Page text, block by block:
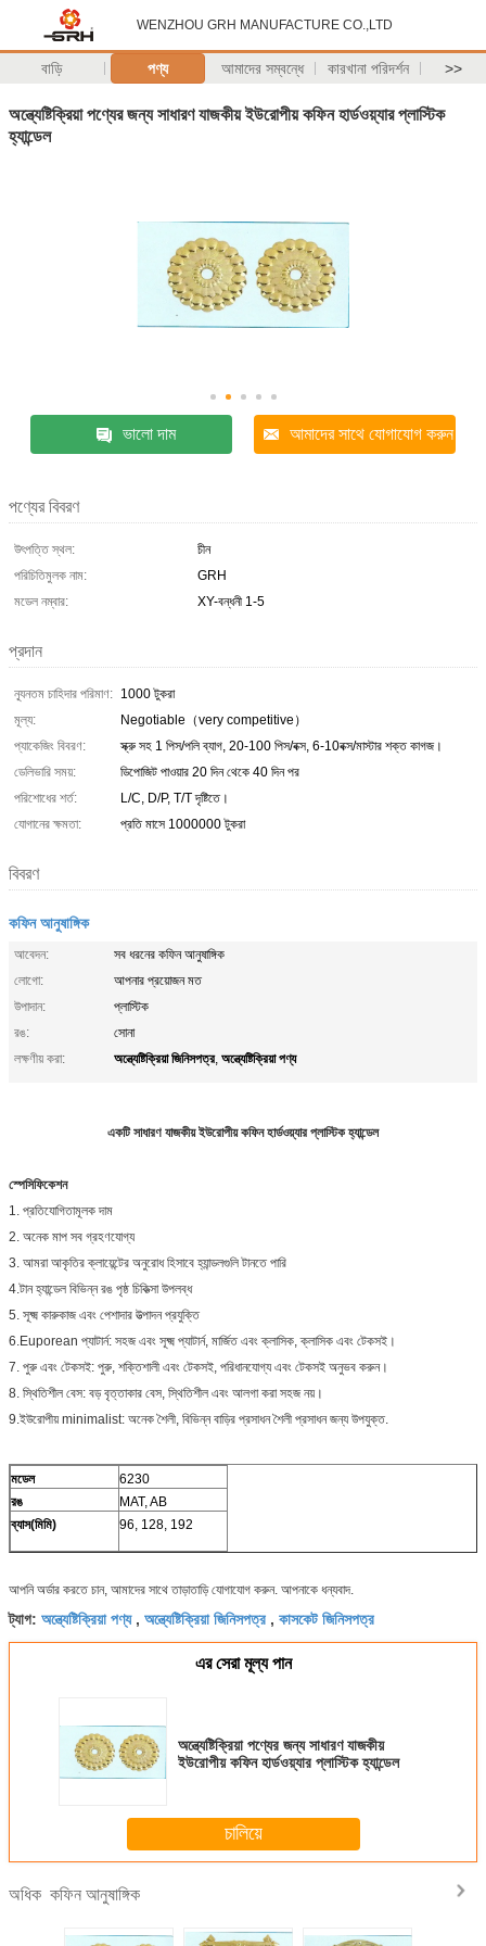
WENZHOU GRH MANUFACTURE CO.,LTD
বাড়ি পণ্য আমাদের সম্বন্ধে কারখানা পরিদর্শন >>
অন্ত্যেষ্টিক্রিয়া পণ্যের জন্য সাধারণ যাজকীয় ইউরোপীয় কফিন হার্ডওয়্যার প্লাস্টিক
হ্যান্ডেল
ভালো দাম আমাদের সাথে যোগাযোগ করুন
পণ্যের বিবরণ
উৎপত্তি স্থল:
চীন
পরিচিতিমুলক নাম:
GRH
মডেল নম্বার:
XY-বন্ধনী 1-5
প্রদান
ন্যূনতম চাহিদার পরিমাণ: 1000 টুকরা
মূল্য:
Negotiable（very competitive）
প্যাকেজিং বিবরণ:
স্ক্রু সহ 1 পিস/পলি ব্যাগ, 20-100 পিস/বক্স, 6-10বক্স/মাস্টার শক্ত কাগজ।
ডেলিভারি সময়:
ডিপোজিট পাওয়ার 20 দিন থেকে 40 দিন পর
পরিশোধের শর্ত:
L/C, D/P, T/T দৃষ্টিতে।
যোগানের ক্ষমতা:
প্রতি মাসে 1000000 টুকরা
বিবরণ
কফিন আনুষাঙ্গিক
আবেদন:
সব ধরনের কফিন আনুষাঙ্গিক
লোগো:
আপনার প্রয়োজন মত
উপাদান:
প্লাস্টিক
রঙ:
সোনা
লক্ষণীয় করা:
অন্ত্যেষ্টিক্রিয়া জিনিসপত্র, অন্ত্যেষ্টিক্রিয়া পণ্য
একটি সাধারণ যাজকীয় ইউরোপীয় কফিন হার্ডওয়্যার প্লাস্টিক হ্যান্ডেল
স্পেসিফিকেশন
1. প্রতিযোগিতামূলক দাম
2. অনেক মাপ সব গ্রহণযোগ্য
3. আমরা আকৃতির ক্লায়েন্টের অনুরোধ হিসাবে হ্যান্ডলগুলি টানতে পারি
4.টান হ্যান্ডেল বিভিন্ন রঙ পৃষ্ঠ চিকিত্সা উপলব্ধ
5. সূক্ষ্ম কারুকাজ এবং পেশাদার উত্পাদন প্রযুক্তি
6.Euporean প্যাটার্ন: সহজ এবং সূক্ষ্ম প্যাটার্ন, মার্জিত এবং ক্লাসিক, ক্লাসিক এবং টেকসই।
7. পুরু এবং টেকসই: পুরু, শক্তিশালী এবং টেকসই, পরিধানযোগ্য এবং টেকসই অনুভব করুন।
8. স্থিতিশীল বেস: বড় বৃত্তাকার বেস, স্থিতিশীল এবং আলগা করা সহজ নয়।
9.ইউরোপীয় minimalist: অনেক শৈলী, বিভিন্ন বাড়ির প্রসাধন শৈলী প্রসাধন জন্য উপযুক্ত.
মডেল
6230
রঙ
MAT, AB
ব্যাস(মিমি)
96, 128, 192
আপনি অর্ডার করতে চান, আমাদের সাথে তাড়াতাড়ি যোগাযোগ করুন. আপনাকে ধন্যবাদ.
ট্যাগ: অন্ত্যেষ্টিক্রিয়া পণ্য, অন্ত্যেষ্টিক্রিয়া জিনিসপত্র , কাসকেট জিনিসপত্র
এর সেরা মূল্য পান
অন্ত্যেষ্টিক্রিয়া পণ্যের জন্য সাধারণ যাজকীয়
ইউরোপীয় কফিন হার্ডওয়্যার প্লাস্টিক হ্যান্ডেল
চালিয়ে
অধিক কফিন আনুষাঙ্গিক